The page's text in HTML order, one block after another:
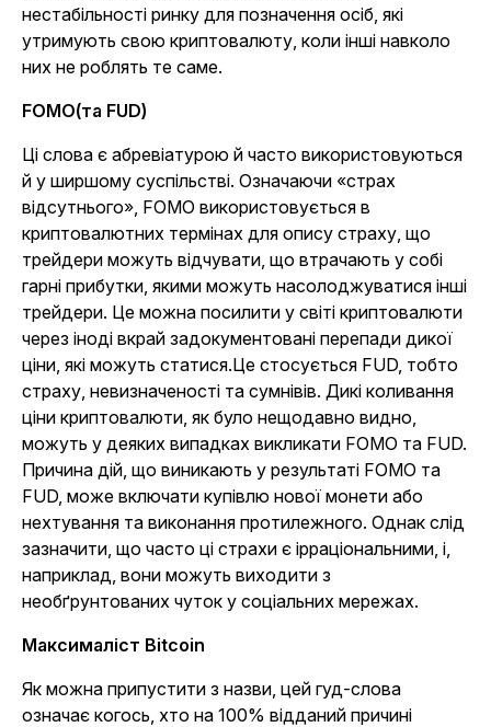
нестабільності ринку для позначення осіб, які
утримують свою криптовалюту, коли інші навколо
них не роблять те саме.
FOMO(та FUD)
Ці слова є абревіатурою й часто використовуються
й у ширшому суспільстві. Означаючи «страх
відсутнього», FOMO використовується в
криптовалютних термінах для опису страху, що
трейдери можуть відчувати, що втрачають у собі
гарні прибутки, якими можуть насолоджуватися інші
трейдери. Це можна посилити у світі криптовалюти
через іноді вкрай задокументовані перепади дикої
ціни, які можуть статися.Це стосується FUD, тобто
страху, невизначеності та сумнівів. Дикі коливання
ціни криптовалюти, як було нещодавно видно,
можуть у деяких випадках викликати FOMO та FUD.
Причина дій, що виникають у результаті FOMO та
FUD, може включати купівлю нової монети або
нехтування та виконання протилежного. Однак слід
зазначити, що часто ці страхи є ірраціональними, і,
наприклад, вони можуть виходити з
необґрунтованих чуток у соціальних мережах.
Максималіст Bitcoin
Як можна припустити з назви, цей гуд-слова
означає когось, хто на 100% відданий причині